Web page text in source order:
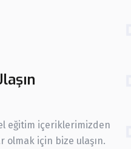
eğitim içeriklerimizden
olmak için bize ulaşın.